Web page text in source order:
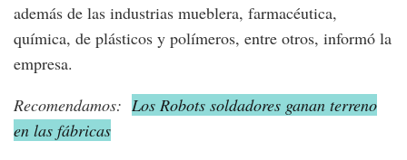
además de las industrias mueblera, farmacéutica,
química, de plásticos y polímeros, entre otros, informó la
empresa.
Recomendamos: Los Robots soldadores ganan terreno
en las fábricas